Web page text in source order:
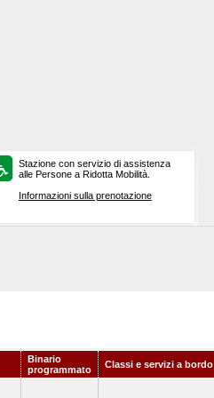
Stazione con servizio di assistenza
alle Persone a Ridotta Mobilità.
Informazioni sulla prenotazione
Binario
programmato
Classi e servizi a bordo